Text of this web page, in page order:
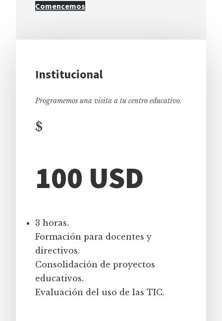
Comencemos
Institucional
Programemos una visita a tu centro educativo.
$
100 USD
3 horas.
Formación para docentes y
directivos.
Consolidación de proyectos
educativos.
Evaluación del uso de las TIC.